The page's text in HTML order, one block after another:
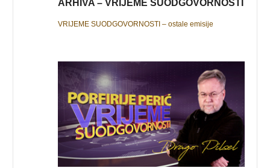
ARHIVA – VRIJEME SUODGOVORNOSTI
VRIJEME SUODGOVORNOSTI – ostale emisije